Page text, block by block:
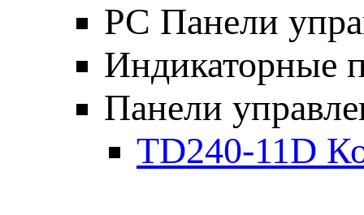
PC Панели
Индикаторные
Панели
TD240-11D